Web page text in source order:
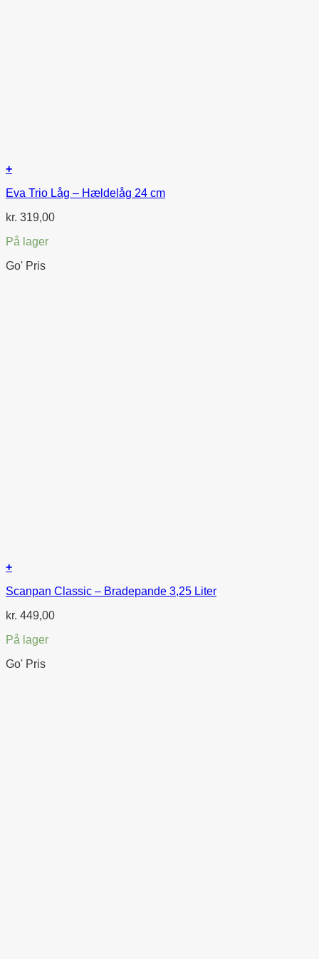
+
Eva Trio Låg – Hældelåg 24 cm
kr. 319,00
På lager
Go' Pris
+
Scanpan Classic – Bradepande 3,25 Liter
kr. 449,00
På lager
Go' Pris